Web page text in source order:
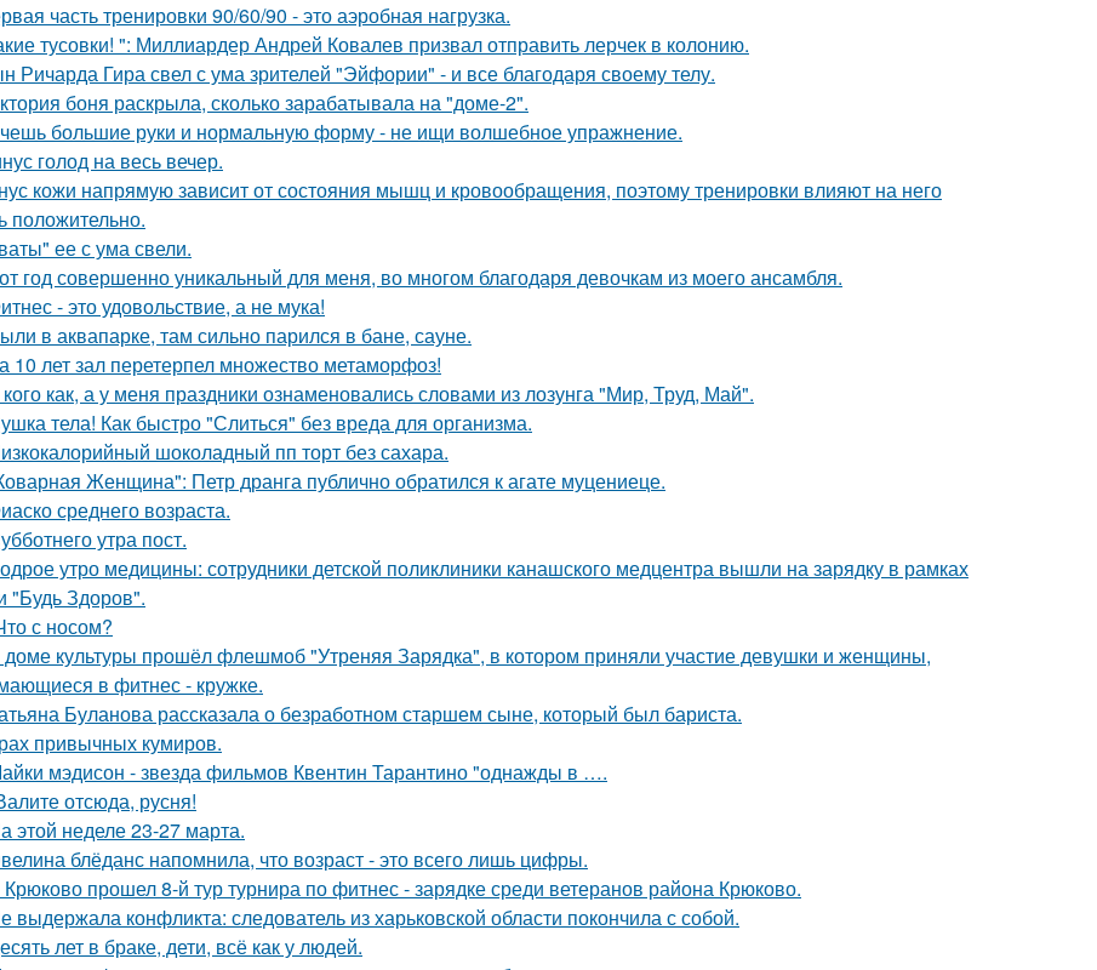
часть тренировки 90/60/90 - это аэробная нагрузка.
тусовки! ": Миллиардер Андрей Ковалев призвал отправить лерчек в колонию.
Ричарда Гира свел с ума зрителей "Эйфории" - и все благодаря своему телу.
боня раскрыла, сколько зарабатывала на "доме-2".
большие руки и нормальную форму - не ищи волшебное упражнение.
голод на весь вечер.
кожи напрямую зависит от состояния мышц и кровообращения, поэтому тренировки влияют на него
положительно.
ее с ума свели.
год совершенно уникальный для меня, во многом благодаря девочкам из моего ансамбля.
- это удовольствие, а не мука!
в аквапарке, там сильно парился в бане, сауне.
10 лет зал перетерпел множество метаморфоз!
как, а у меня праздники ознаменовались словами из лозунга "Мир, Труд, Май".
тела! Как быстро "Слиться" без вреда для организма.
шоколадный пп торт без сахара.
Женщина": Петр дранга публично обратился к агате муцениеце.
среднего возраста.
утра пост.
утро медицины: сотрудники детской поликлиники канашского медцентра вышли на зарядку в рамках
"Будь Здоров".
с носом?
культуры прошёл флешмоб "Утреняя Зарядка", в котором приняли участие девушки и женщины,
в фитнес - кружке.
Буланова рассказала о безработном старшем сыне, который был бариста.
привычных кумиров.
мэдисон - звезда фильмов Квентин Тарантино "однажды в ….
отсюда, русня!
этой неделе 23-27 марта.
блёданс напомнила, что возраст - это всего лишь цифры.
прошел 8-й тур турнира по фитнес - зарядке среди ветеранов района Крюково.
выдержала конфликта: следователь из харьковской области покончила с собой.
лет в браке, дети, всё как у людей.